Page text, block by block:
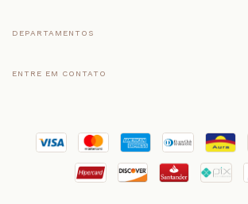
DEPARTAMENTOS
ENTRE EM CONTATO